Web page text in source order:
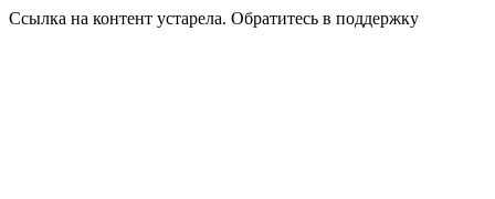
Ссылка на контент устарела. Обратитесь в поддержку